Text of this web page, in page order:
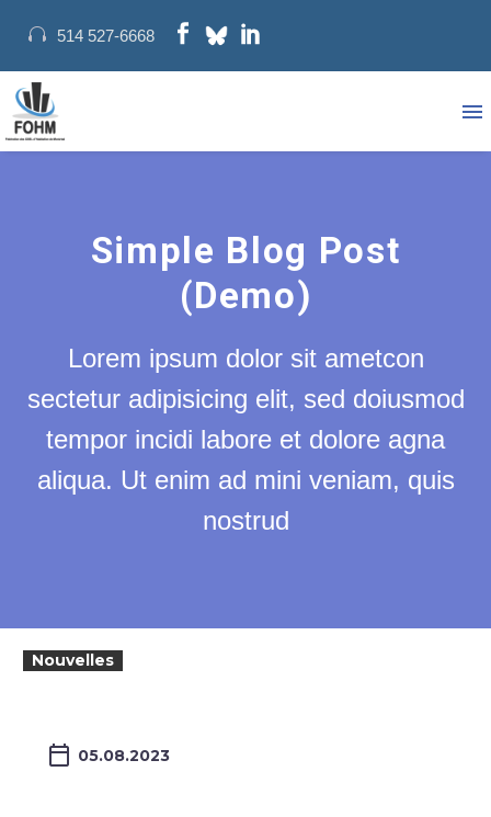
514 527-6668
Simple Blog Post
(Demo)
Lorem ipsum dolor sit ametcon
sectetur adipisicing elit, sed doiusmod
tempor incidi labore et dolore agna
aliqua. Ut enim ad mini veniam, quis
nostrud
Nouvelles
05.08.2023